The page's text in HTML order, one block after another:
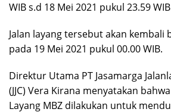
WIB s.d 18 Mei 2021 pukul 23.59
Jalan layang tersebut akan
pada 19 Mei 2021 pukul 00.00 WIB.
Direktur Utama PT Jasamarga
(JJC) Vera Kirana menyatakan
Layang MBZ dilakukan untuk